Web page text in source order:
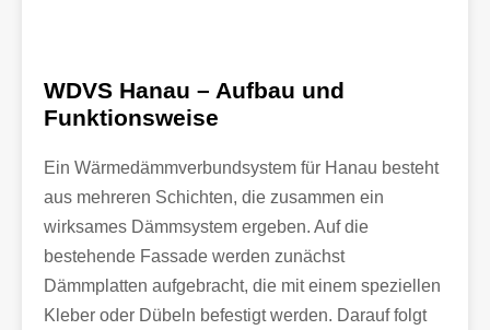
WDVS Hanau – Aufbau und
Funktionsweise
Ein Wärmedämmverbundsystem für Hanau besteht
aus mehreren Schichten, die zusammen ein
wirksames Dämmsystem ergeben. Auf die
bestehende Fassade werden zunächst
Dämmplatten aufgebracht, die mit einem speziellen
Kleber oder Dübeln befestigt werden. Darauf folgt